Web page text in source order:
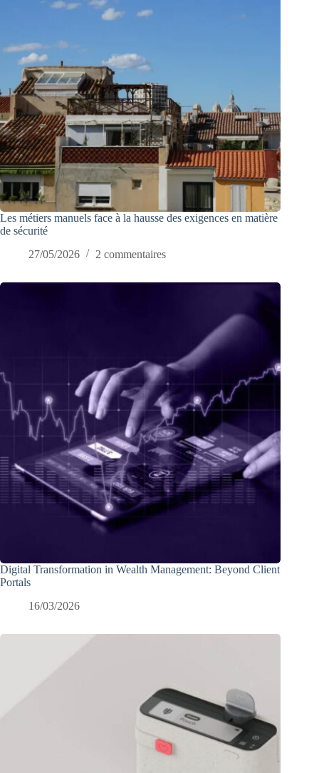
Les métiers manuels face à la hausse des exigences en matière
de sécurité
27/05/2026
2 commentaires
Digital Transformation in Wealth Management: Beyond Client
Portals
16/03/2026